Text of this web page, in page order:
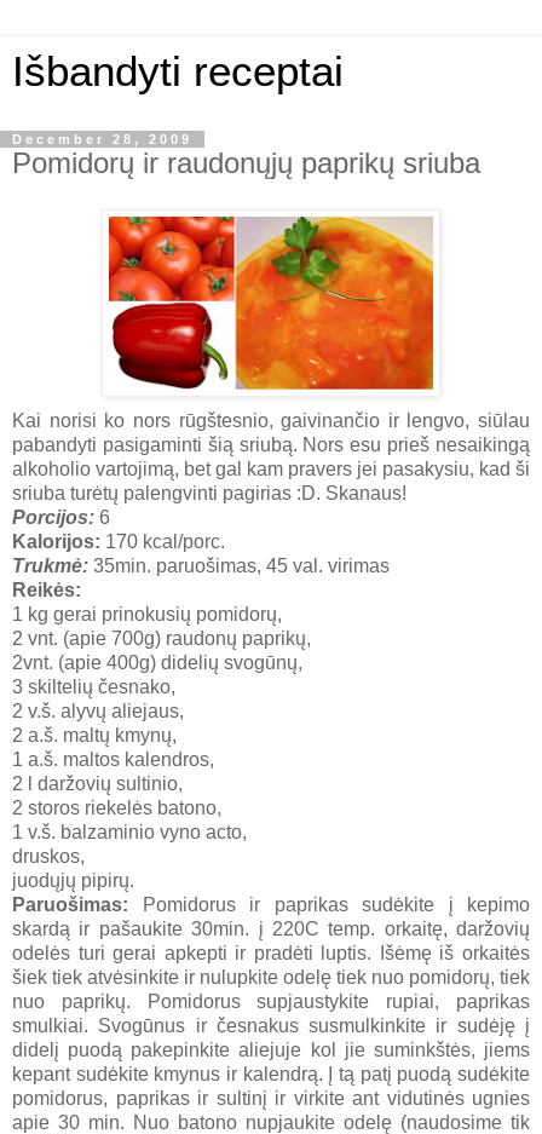
Išbandyti receptai
December 28, 2009
Pomidorų ir raudonųjų paprikų sriuba
Kai norisi ko nors rūgštesnio, gaivinančio ir lengvo, siūlau
pabandyti pasigaminti šią sriubą. Nors esu prieš nesaikingą
alkoholio vartojimą, bet gal kam pravers jei pasakysiu, kad ši
sriuba turėtų palengvinti pagirias :D. Skanaus!
Porcijos: 6
Kalorijos: 170 kcal/porc.
Trukmė: 35min. paruošimas, 45 val. virimas
Reikės:
1 kg gerai prinokusių pomidorų,
2 vnt. (apie 700g) raudonų paprikų,
2vnt. (apie 400g) didelių svogūnų,
3 skiltelių česnako,
2 v.š. alyvų aliejaus,
2 a.š. maltų kmynų,
1 a.š. maltos kalendros,
2 l daržovių sultinio,
2 storos riekelės batono,
1 v.š. balzaminio vyno acto,
druskos,
juodųjų pipirų.
Paruošimas:
Pomidorus ir paprikas sudėkite į kepimo
skardą ir pašaukite 30min. į 220C temp. orkaitę, daržovių
odelės turi gerai apkepti ir pradėti luptis. Išėmę iš orkaitės
šiek tiek atvėsinkite ir nulupkite odelę tiek nuo pomidorų, tiek
nuo paprikų. Pomidorus supjaustykite rupiai, paprikas
smulkiai. Svogūnus ir česnakus susmulkinkite ir sudėję į
didelį puodą pakepinkite aliejuje kol jie suminkštės, jiems
kepant sudėkite kmynus ir kalendrą. Į tą patį puodą sudėkite
pomidorus, paprikas ir sultinį ir virkite ant vidutinės ugnies
apie 30 min. Nuo batono nupjaukite odelę (naudosime tik